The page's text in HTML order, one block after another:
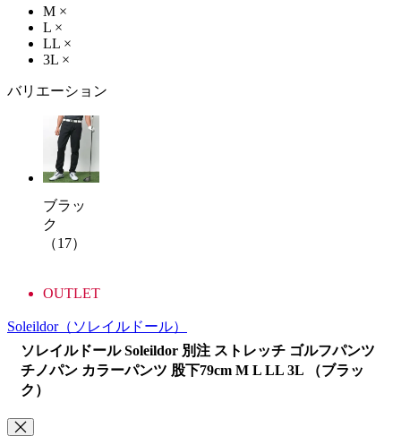
M ×
L ×
LL ×
3L ×
バリエーション
ブラッ
ク
（17）
OUTLET
Soleildor（ソレイルドール）
ソレイルドール Soleildor 別注 ストレッチ ゴルフパンツ
チノパン カラーパンツ 股下79cm M L LL 3L （ブラッ
ク）